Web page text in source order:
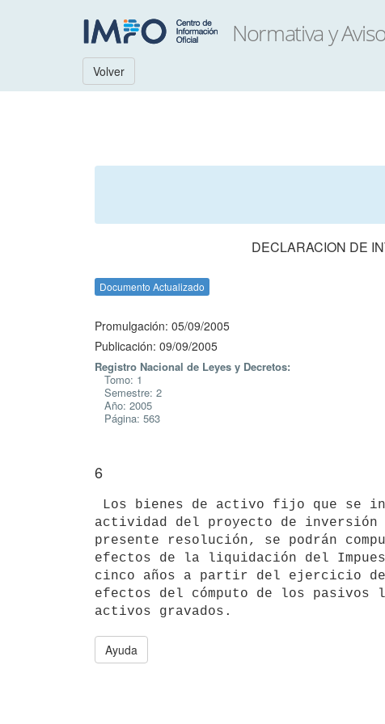
Volver
DECLARACION DE
Documento Actualizado
Promulgación: 05/09/2005
Publicación: 09/09/2005
Registro Nacional de Leyes y Decretos:
Tomo: 1
Semestre: 2
Año: 2005
Página: 563
6
actividad del proyecto de inversión
presente resolución, se podrán
efectos de la liquidación del
cinco años a partir del ejercicio
efectos del cómputo de los pasivos
Ayuda